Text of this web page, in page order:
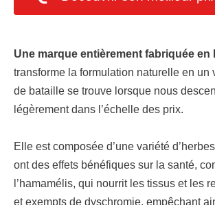
Une marque entièrement fabriquée en
transforme la formulation naturelle en un
de bataille se trouve lorsque nous
légèrement dans l’échelle des prix.
Elle est composée d’une variété
ont des effets bénéfiques sur la santé,
l’hamamélis, qui nourrit les tissus et les
et exempts de dyschromie, empêchant